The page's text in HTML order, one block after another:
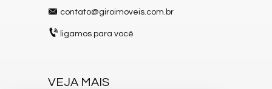
contato@giroimoveis.com.br
ligamos para você
VEJA MAIS